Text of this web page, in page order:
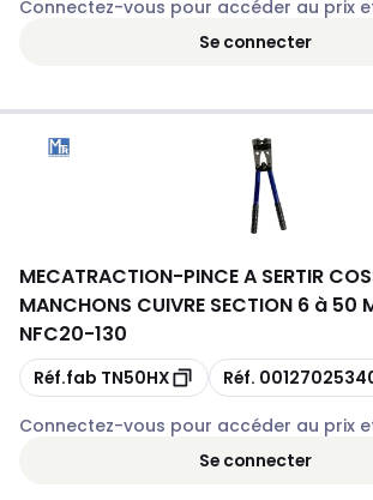
Connectez-vous pour accéder au prix
Se connecter
MECATRACTION-PINCE A SERTIR
MANCHONS CUIVRE SECTION 6 à 50
NFC20-130
Copie
Réf.fab TN50HX Copie
Réf.
Connectez-vous pour accéder au prix
Se connecter